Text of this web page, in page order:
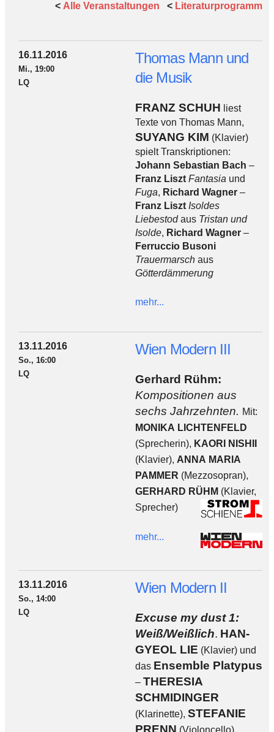
< Alle Veranstaltungen < Literaturprogramm
16.11.2016
Mi., 19:00
LQ
Thomas Mann und
die Musik
FRANZ SCHUH liest
Texte von Thomas Mann,
SUYANG KIM (Klavier)
spielt Transkriptionen:
Johann Sebastian Bach –
Franz Liszt Fantasia und
Fuga, Richard Wagner–
Franz Liszt Isoldes
Liebestodaus Tristan und
Isolde, Richard Wagner–
Ferruccio Busoni
Trauermarschaus
Götterdämmerung
mehr...
13.11.2016
So., 16:00
LQ
Wien Modern III
Gerhard Rühm:
Kompositionen aus
sechs Jahrzehnten. Mit:
MONIKA LICHTENFELD
(Sprecherin), KAORI NISHII
(Klavier), ANNA MARIA
PAMMER (Mezzosopran),
GERHARD RÜHM (Klavier,
Sprecher)
mehr...
13.11.2016
So., 14:00
LQ
Wien Modern II
Excuse my dust 1:
Weiß/Weißlich. HAN-
GYEOL LIE (Klavier) und
das Ensemble Platypus
– THERESIA
SCHMIDINGER
(Klarinette), STEFANIE
PRENN (Violoncello),